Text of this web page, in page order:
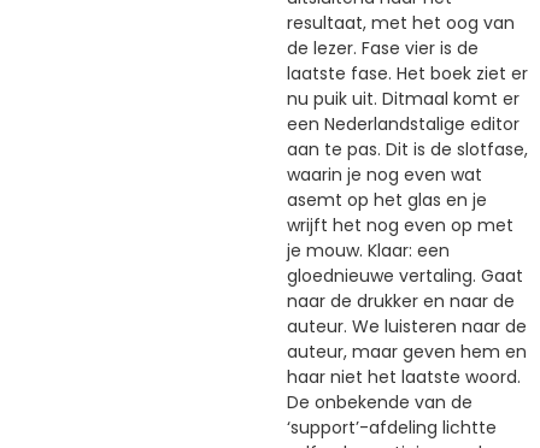
resultaat, met het oog van
de lezer. Fase vier is de
laatste fase. Het boek ziet er
nu puik uit. Ditmaal komt er
een Nederlandstalige editor
aan te pas. Dit is de slotfase,
waarin je nog even wat
asemt op het glas en je
wrijft het nog even op met
je mouw. Klaar: een
gloednieuwe vertaling. Gaat
naar de drukker en naar de
auteur. We luisteren naar de
auteur, maar geven hem en
haar niet het laatste woord.
De onbekende van de
‘support’-afdeling lichtte